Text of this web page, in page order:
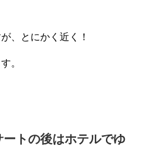
、とにかく近く！
。
トの後はホテルでゆ